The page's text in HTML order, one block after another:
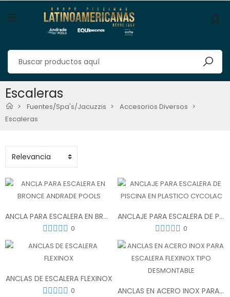
Escaleras
Fuentes/Spa's/Jacuzzis
Accesorios Diversos
Escaleras
ANCLA PARA ESCALERA EN BRONCE ANDRADE POOLS
0
ANCLAJE PARA ESCALERA DE PISCINA EN PLASTICO CYCOLAC
0
ANCLAS DE ESCALERA FLEXINOX
0 ANCLAS EN ACERO INOX PARA ESCALERA FLEXINOX TIPO DESMONTABLE